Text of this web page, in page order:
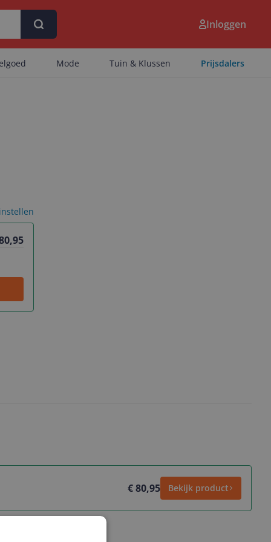
Inloggen
Mode Tuin & Klussen Prijsdalers
€ 80,95 Bekijk product